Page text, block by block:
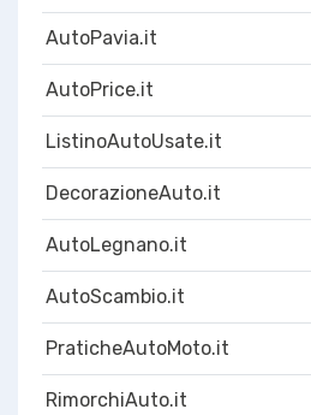
AutoPavia.it
AutoPrice.it
ListinoAutoUsate.it
DecorazioneAuto.it
AutoLegnano.it
AutoScambio.it
PraticheAutoMoto.it
RimorchiAuto.it